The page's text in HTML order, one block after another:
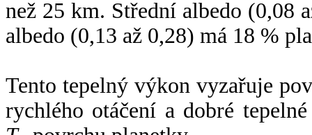
než 25 km. Střední albedo (0,08
albedo (0,13 až 0,28) má 18 %
Tento tepelný výkon vyzařuje
rychlého otáčení a dobré